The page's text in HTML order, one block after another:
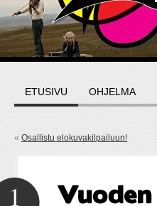
ETUSIVU OHJELMA
« Osallistu elokuvakilpailuun!
1